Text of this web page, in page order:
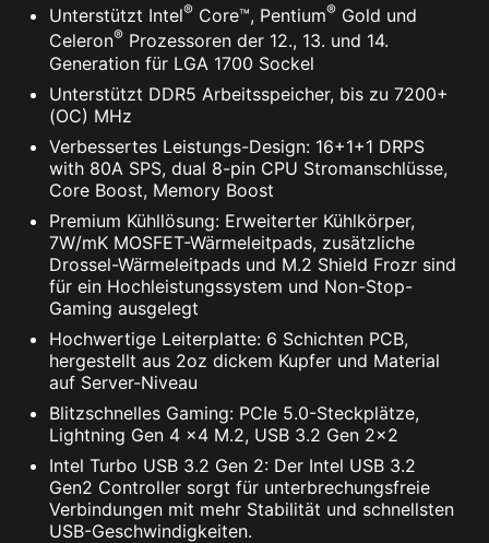
Unterstützt Intel® Core™, Pentium® Gold und
Celeron® Prozessoren der 12., 13. und 14.
Generation für LGA 1700 Sockel
Unterstützt DDR5 Arbeitsspeicher, bis zu 7200+
(OC) MHz
Verbessertes Leistungs-Design: 16+1+1 DRPS
with 80A SPS, dual 8-pin CPU Stromanschlüsse,
Core Boost, Memory Boost
Premium Kühllösung: Erweiterter Kühlkörper,
7W/mK MOSFET-Wärmeleitpads, zusätzliche
Drossel-Wärmeleitpads und M.2 Shield Frozr sind
für ein Hochleistungssystem und Non-Stop-
Gaming ausgelegt
Hochwertige Leiterplatte: 6 Schichten PCB,
hergestellt aus 2oz dickem Kupfer und Material
auf Server-Niveau
Blitzschnelles Gaming: PCIe 5.0-Steckplätze,
Lightning Gen 4 x4 M.2, USB 3.2 Gen 2x2
Intel Turbo USB 3.2 Gen 2: Der Intel USB 3.2
Gen2 Controller sorgt für unterbrechungsfreie
Verbindungen mit mehr Stabilität und schnellsten
USB-Geschwindigkeiten.